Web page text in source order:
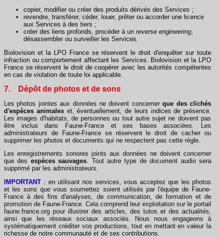
copier, modifier ou créer des produits dérivés des Services ;
revendre, transférer, céder, louer, prêter ou accorder une licence
aux Services à des tiers ;
créer des liens profonds, procéder à un reverse engineering
désassembler ou surveiller les Services.
Biolovision et la LPO France se réservent le droit d'enquêter sur toute
infraction ou comportement affectant les Services. Biolovision et la LPO
France se réservent le droit de coopérer avec les autorités compétentes
en cas de violation de toute loi applicable.
7. Dépôt de photos et de sons
Les photos jointes aux données ne doivent concernerque des clichés
d'espèces animaleset, éventuellement, de leurs indices de présence.
Les images d'habitats, de personnes ou tout autre sujet ne doivent pas
être inclus dans Faune-France et ses bases associées. Les
administrateurs de Faune-France se réservent le droit de cacher ou
supprimer les photos et documents qui ne respectent pas cette règle.
Les enregistrements sonores joints aux données ne doivent concerner
que des espèces sauvages. Tout autre type de document audio sera
supprimé par les administrateurs.
IMPORTANT : en utilisant nos services, vous acceptez que les photos
et les sons que vous soumettez soient utilisés par l'équipe de Faune-
France à des fins d'analyses, de communication, de formation et de
promotion de Faune-France. Cela comprend leur exploitation sur le portail
faune.france.org pour illustrer des articles, des tutos et des actualités,
ainsi que les réseaux sociaux associés. Nous nous engageons à
systématiquement créditer vos productions, tout en mettant en valeur la
richesse de notre communauté et de ses contributions.